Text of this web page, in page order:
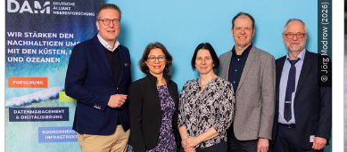
© Jörg Modrow (2026)